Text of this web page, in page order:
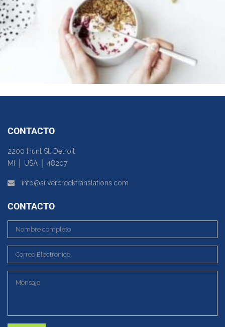
CONTACTO
2200 Hunt St, Detroit
MI │ USA │ 48207
info@silvercreektranslations.com
CONTACTO